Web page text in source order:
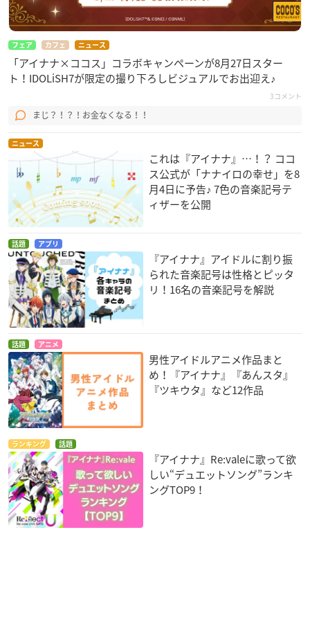
フェア カフェ ニュース
「アイナナ×ココス」コラボキャンペーンが8月27日スター
ト！IDOLiSH7が限定の撮り下ろしビジュアルでお出迎え♪
3コメント
まじ？！？！お金なくなる！！
ニュース
これは『アイナナ』…！？ ココ
ス公式が「ナナイロの幸せ」を8
月4日に予告♪ 7色の音楽記号テ
ィザーを公開
話題 アプリ
『アイナナ』アイドルに割り振
られた音楽記号は性格とピッタ
リ！16名の音楽記号を解説
話題 アニメ
男性アイドルアニメ作品まと
め！『アイナナ』『あんスタ』
『ツキウタ』など12作品
ランキング 話題
『アイナナ』Re:valeに歌って欲
しい“デュエットソング”ランキ
ングTOP9！